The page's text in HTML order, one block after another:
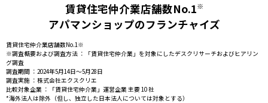
賃貸住宅仲介業店舗数No.1※
アパマンショップのフランチャイズ
賃貸住宅仲介業店舗数No.1※
※調査概要および調査方法 ：「賃貸住宅仲介業」を対象にしたデスクリサーチおよびヒアリン
グ調査
調査期間 ：2024年5月14日～5月28日
調査実施 ：株式会社エクスクリエ
比較対象企業 ：「賃貸住宅仲介業」運営企業 主要 10 社
*海外法人は除外（但し、独立した日本法人については対象とする）